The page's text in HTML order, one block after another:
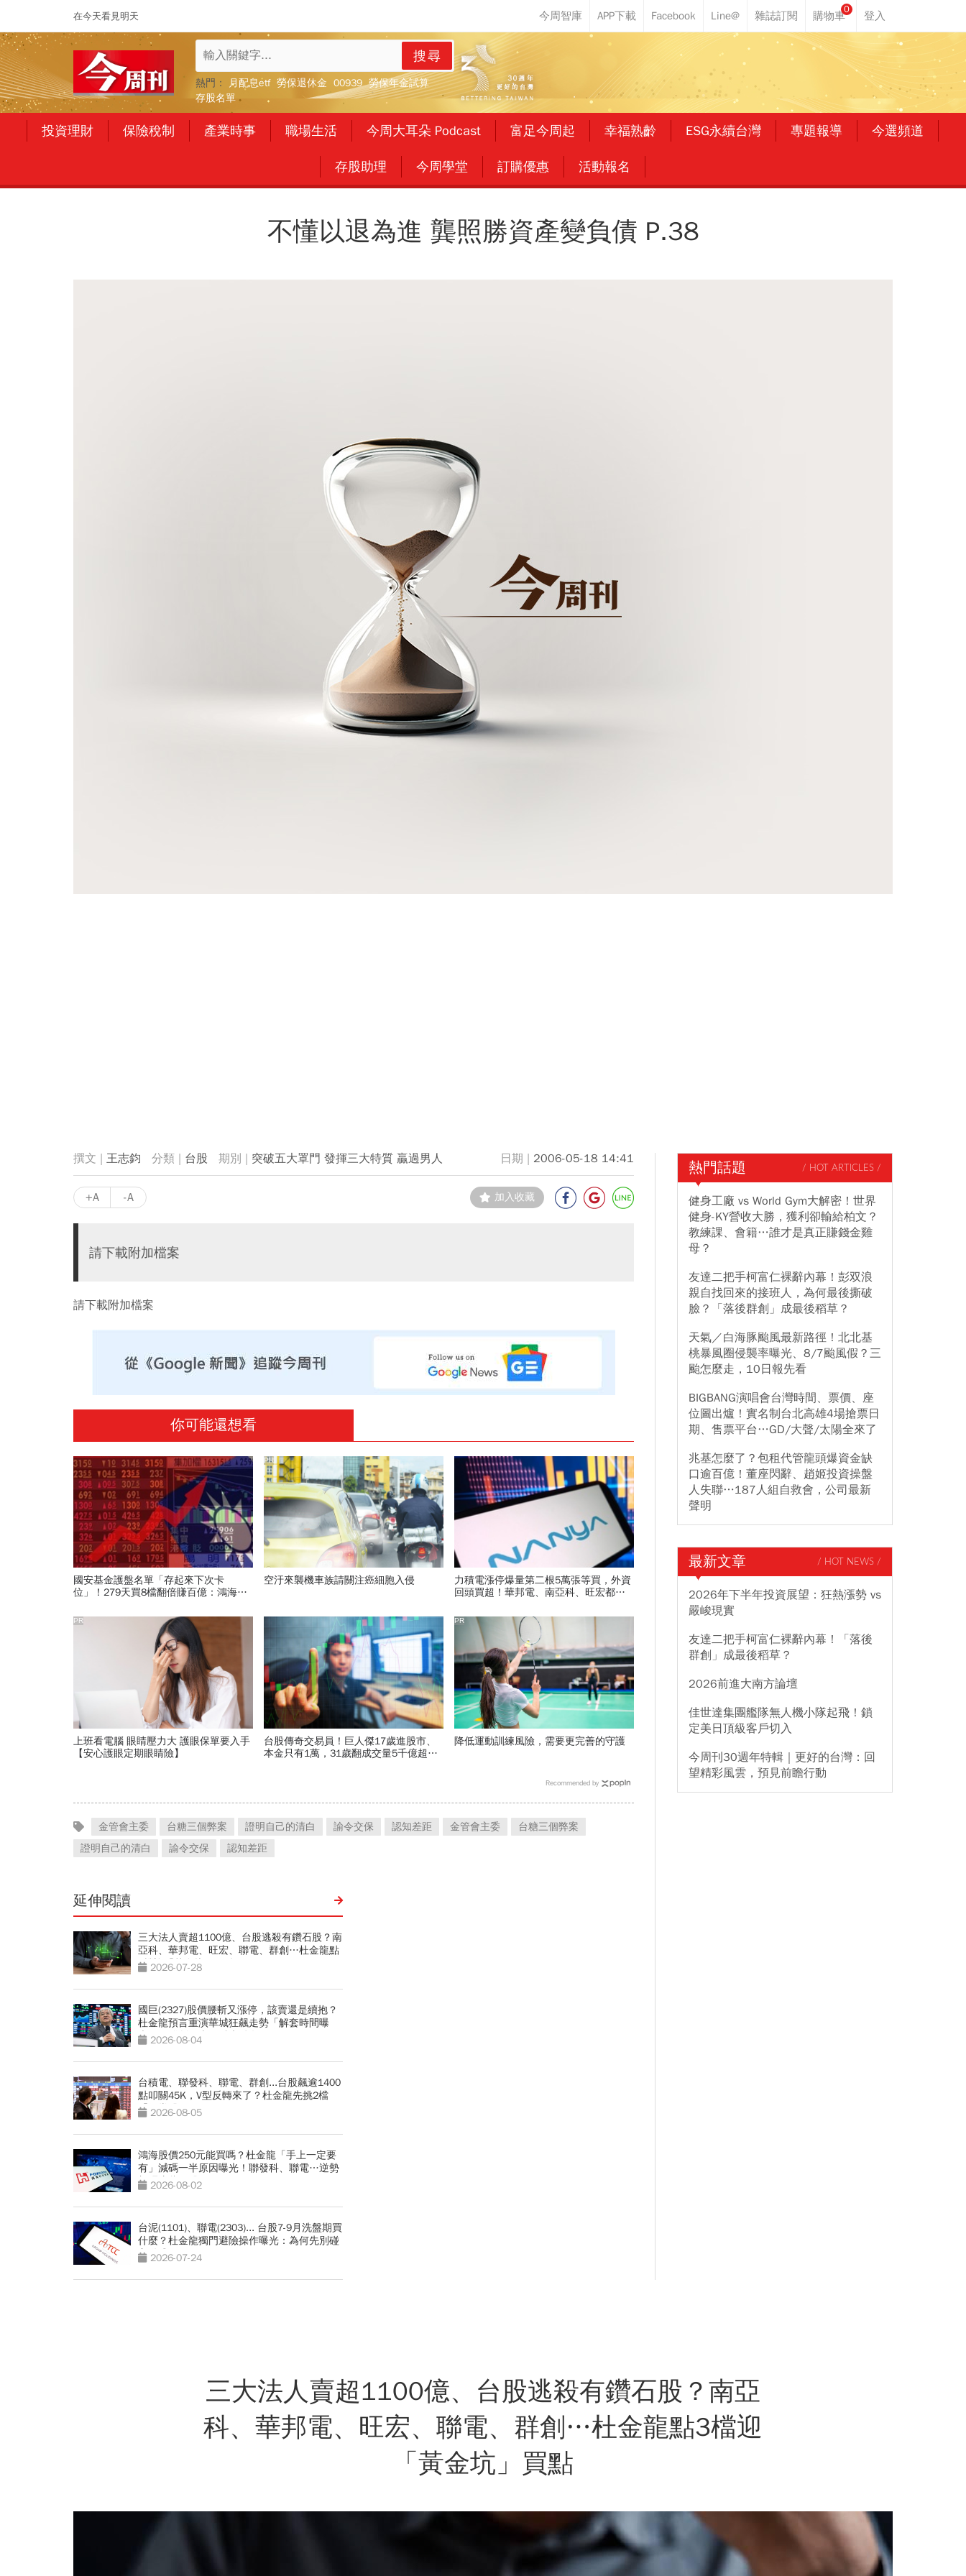
在今天看見明天
0
搜尋
熱門： 月配息etf 勞保退休金 00939 勞保年金試算
存股名單
投資理財 保險稅制 產業時事 職場生活 今周大耳朵 Podcast 富足今周起 幸福熟齡 ESG永續台灣 專題報導 今選頻道
存股助理 今周學堂 訂購優惠 活動報名
不懂以退為進 龔照勝資產變負債 P.38
王志鈞 台股 突破五大罩門 發揮三大特質 贏過男人 2006-05-18 14:41
+A -A 加入收藏
請下載附加檔案
請下載附加檔案
你可能還想看
國安基金護盤名單「存起來下次卡
位」！279天買8檔翻倍賺百億：鴻海、
空汙來襲機車族請關注癌細胞入侵
PR
力積電漲停爆量第二根5萬張等買，外資
回頭買超！華邦電、南亞科、旺宏都狂
上班看電腦 眼睛壓力大 護眼保單要入手
【安心護眼定期眼睛險】
PR
台股傳奇交易員！巨人傑17歲進股市、
本金只有1萬，31歲翻成交量5千億超級
降低運動訓練風險，需要更完善的守護
PR
Recommended by
金管會主委 台糖三個弊案 證明自己的清白 諭令交保 認知差距 金管會主委
台糖三個弊案
證明自己的清白
諭令交保 認知差距
延伸閱讀
三大法人賣超1100億、台股逃殺有鑽石股？南
亞科、華邦電、旺宏、聯電、群創…杜金龍點
3檔迎「黃金坑」買點
2026-07-28
國巨(2327)股價腰斬又漲停，該賣還是續抱？
杜金龍預言重演華城狂飆走勢「解套時間曝
光」！群創、南亞科也點名
2026-08-04
台積電、聯發科、聯電、群創...台股飆逾1400
點叩關45K，V型反轉來了？杜金龍先挑2檔
「便當股」
2026-08-05
鴻海股價250元能買嗎？杜金龍「手上一定要
有」減碼一半原因曝光！聯發科、聯電…逆勢
加碼這些個股
2026-08-02
台泥(1101)、聯電(2303)... 台股7-9月洗盤期買
什麼？杜金龍獨門避險操作曝光：為何先別碰
主動式ETF？
2026-07-24
熱門話題 / HOT ARTICLES /
健身工廠 vs World Gym大解密！世界
健身-KY營收大勝，獲利卻輸給柏文？
教練課、會籍…誰才是真正賺錢金雞
母？
友達二把手柯富仁裸辭內幕！彭双浪
親自找回來的接班人，為何最後撕破
臉？「落後群創」成最後稻草？
天氣／白海豚颱風最新路徑！北北基
桃暴風圈侵襲率曝光、8/7颱風假？三
颱怎麼走，10日報先看
BIGBANG演唱會台灣時間、票價、座
位圖出爐！實名制台北高雄4場搶票日
期、售票平台…GD/大聲/太陽全來了
兆基怎麼了？包租代管龍頭爆資金缺
口逾百億！董座閃辭、趙姬投資操盤
人失聯…187人組自救會，公司最新
聲明
最新文章 / HOT NEWS /
2026年下半年投資展望：狂熱漲勢 vs
嚴峻現實
友達二把手柯富仁裸辭內幕！「落後
群創」成最後稻草？
2026前進大南方論壇
佳世達集團艦隊無人機小隊起飛！鎖
定美日頂級客戶切入
今周刊30週年特輯｜更好的台灣：回
望精彩風雲，預見前瞻行動
三大法人賣超1100億、台股逃殺有鑽石股？南亞
科、華邦電、旺宏、聯電、群創…杜金龍點3檔迎
「黃金坑」買點